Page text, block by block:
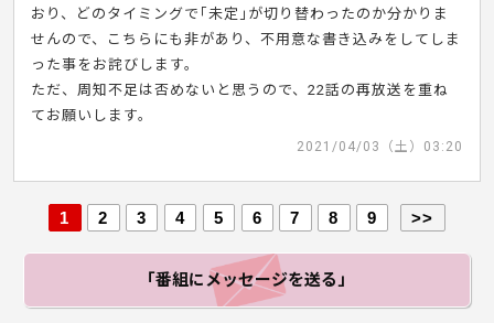
おり、どのタイミングで｢未定｣が切り替わったのか分かりま
せんので、こちらにも非があり、不用意な書き込みをしてしま
った事をお詫びします。
ただ、周知不足は否めないと思うので、22話の再放送を重ね
てお願いします。
2021/04/03（土）03:20
1 2 3 4 5 6 7 8 9 >>
「番組にメッセージを送る」